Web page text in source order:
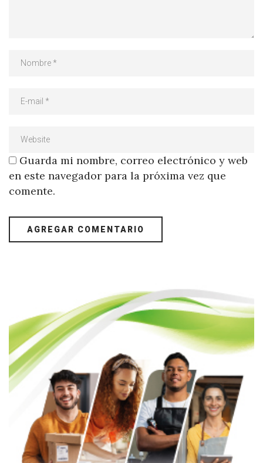
Guarda mi nombre, correo electrónico y web
en este navegador para la próxima vez que
comente.